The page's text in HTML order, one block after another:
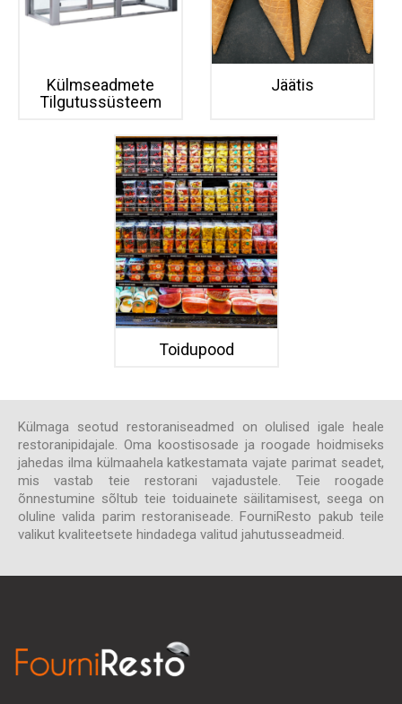
Külmseadmete
Tilgutussüsteem
Jäätis
Toidupood
Külmaga seotud restoraniseadmed on olulised igale heale
restoranipidajale. Oma koostisosade ja roogade hoidmiseks
jahedas ilma külmaahela katkestamata vajate parimat seadet,
mis vastab teie restorani vajadustele. Teie roogade
õnnestumine sõltub teie toiduainete säilitamisest, seega on
oluline valida parim restoraniseade. FourniResto pakub teile
valikut kvaliteetsete hindadega valitud jahutusseadmeid.